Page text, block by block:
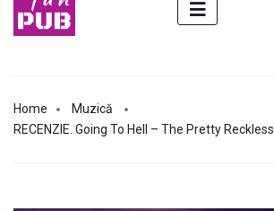
Home
Muzică
RECENZIE. Going To Hell – The Pretty Reckless